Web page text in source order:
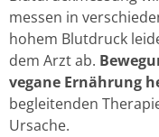
messen in
hohem Blutdruck
dem Arzt ab.
vegane Ernährung
begleitenden
Ursache.